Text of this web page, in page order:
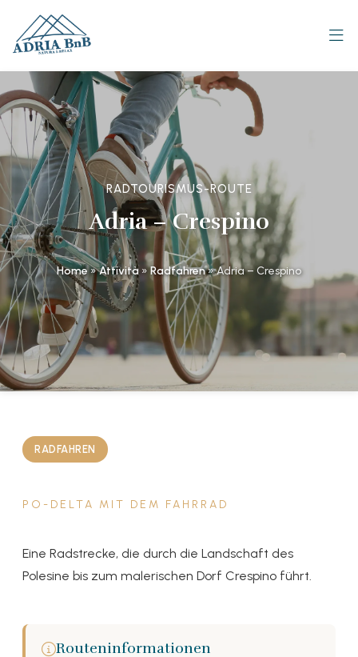
RADTOURISMUS-ROUTE
Adria – Crespino
Home»Attività »Radfahren»Adria – Crespino
RADFAHREN
PO-DELTA MIT DEM FAHRRAD
Eine Radstrecke, die durch die Landschaft des
Polesine bis zum malerischen Dorf Crespino führt.
Routeninformationen